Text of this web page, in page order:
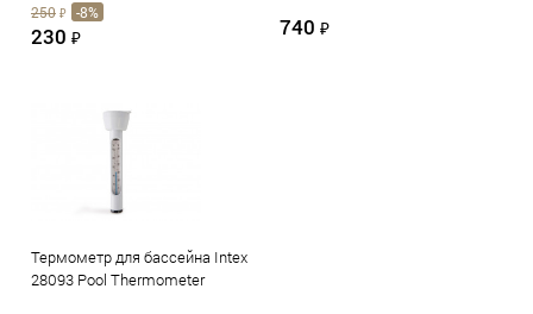
250 ₽ -8%
230 ₽ 740 ₽
Термометр для бассейна Intex
28093 Pool Thermometer